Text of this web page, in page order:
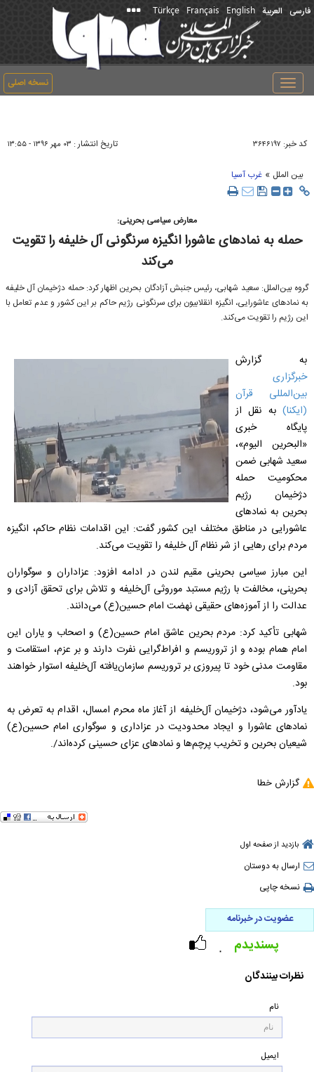
فارسی العربیة English
Français
Türkçe
نسخه اصلی
Toggle
navigation
کد خبر: ۳۶۴۶۱۹۷ تاریخ انتشار : ۰۳ مهر ۱۳۹۶ - ۱۳:۵۵
بین الملل » غرب آسیا
معارض سیاسی بحرینی:
حمله به نمادهای عاشورا انگیزه سرنگونی آل‌ خلیفه را تقویت
می‌کند
گروه بین‌الملل: سعید شهابی، رئیس جنبش آزادگان بحرین اظهار کرد: حمله دژخیمان آل‌ خلیفه
به نمادهای عاشورایی، انگیزه انقلابیون برای سرنگونی رژیم حاکم بر این کشور و عدم تعامل با
این رژیم را تقویت می‌کند.
به گزارش
خبرگزاری
بین‌المللی قرآن
(ایکنا) به نقل از
پایگاه خبری
«البحرین الیوم»،
سعید شهابی ضمن
محکومیت حمله
دژخیمان رژیم
بحرین به نمادهای
عاشورایی در مناطق مختلف این کشور گفت: این اقدامات نظام حاکم، انگیزه
مردم برای رهایی از شر نظام آل‌ خلیفه را تقویت می‌کند.
این مبارز سیاسی بحرینی مقیم لندن در ادامه افزود: عزاداران و سوگواران
بحرینی، مخالفت با رژیم مستبد موروثی آل‌خلیفه و تلاش برای تحقق آزادی و
عدالت را از آموزه‌های حقیقی نهضت امام حسین(ع) می‌دانند.
شهابی تأکید کرد: مردم بحرین عاشق امام حسین(ع) و اصحاب و یاران این
امام همام بوده و از تروریسم و افراط‌گرایی نفرت دارند و بر عزم، استقامت و
مقاومت مدنی خود تا پیروزی بر تروریسم سازمان‌یافته آل‌خلیفه استوار خواهند
بود.
یادآور می‌شود، دژخیمان آل‌خلیفه از آغاز ماه محرم امسال، اقدام به تعرض به
نمادهای عاشورا و ایجاد محدودیت در عزاداری و سوگواری امام حسین(ع)
شیعیان بحرین و تخریب پرچم‌ها و نمادهای عزای حسینی کرده‌اند/.
گزارش خطا
بازدید از صفحه اول
ارسال به دوستان
نسخه چاپی
عضویت در خبرنامه
۰ پسندیدم
نظرات بینندگان
نام
ایمیل